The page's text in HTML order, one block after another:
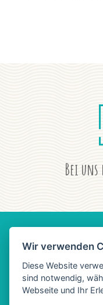
Bei
AGB
Wir verwenden
Diese Website
sind notwendig,
Webseite und Ihr